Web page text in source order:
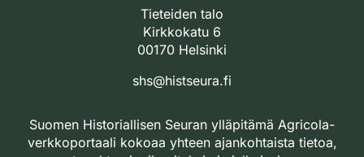
Tieteiden talo
Kirkkokatu 6
00170 Helsinki
shs@histseura.fi
Suomen Historiallisen Seuran ylläpitämä Agricola-
verkkoportaali kokoaa yhteen ajankohtaista tietoa,